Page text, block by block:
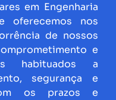
em Engenharia
oferecemos nos
de nossos
e
habituados a
segurança e
os prazos e